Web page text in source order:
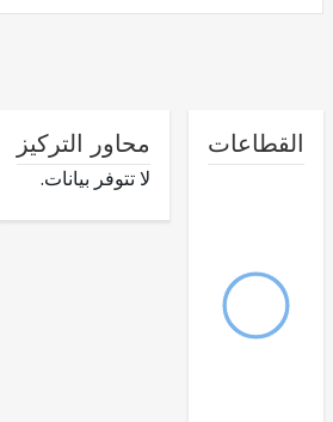
محاور التركيز
لا تتوفر بيانات.